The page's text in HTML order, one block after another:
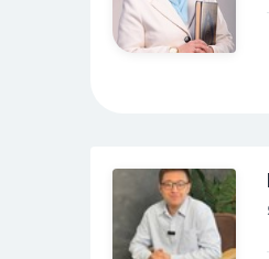
рассказала о
проблемах. Затем